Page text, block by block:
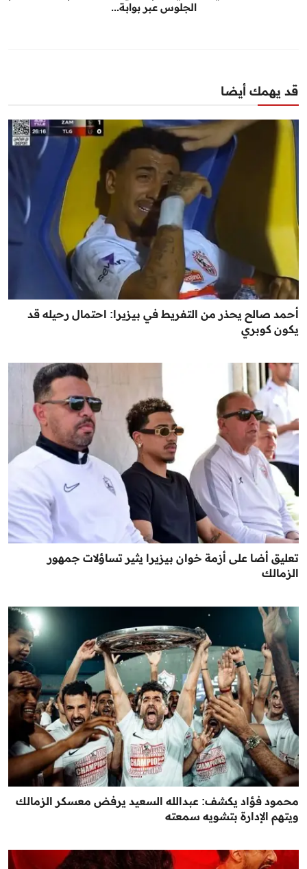
الجلوس عبر بوابة...
قد يهمك أيضا
أحمد صالح يحذر من التفريط في بيزيرا: احتمال رحيله قد
يكون كوبري
تعليق أضا على أزمة خوان بيزيرا يثير تساؤلات جمهور
الزمالك
محمود فؤاد يكشف: عبدالله السعيد يرفض معسكر الزمالك
ويتهم الإدارة بتشويه سمعته